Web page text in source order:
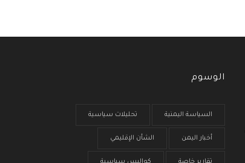
الوسوم
السياسة اليمنية تحليلات سياسية
أخبار اليمن الشأن الإقليمي